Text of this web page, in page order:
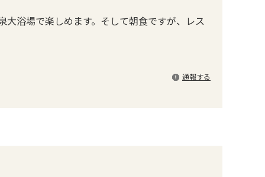
浴場で楽しめます。そして朝食ですが、レス
通報する